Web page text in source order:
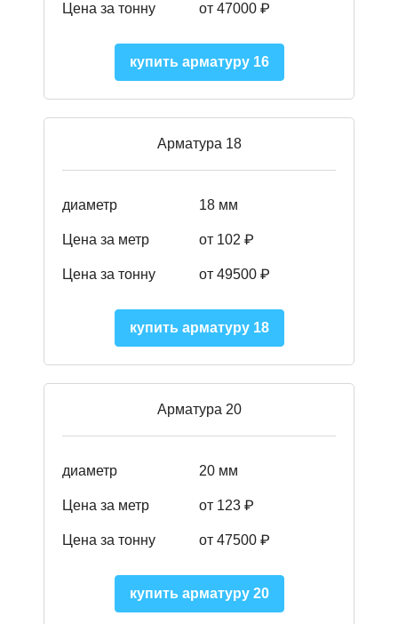
Цена за тонну от 47000 ₽
купить арматуру 16
Арматура 18
диаметр 18 мм
Цена за метр от 102 ₽
Цена за тонну от 49500 ₽
купить арматуру 18
Арматура 20
диаметр 20 мм
Цена за метр от 123 ₽
Цена за тонну от 47500 ₽
купить арматуру 20